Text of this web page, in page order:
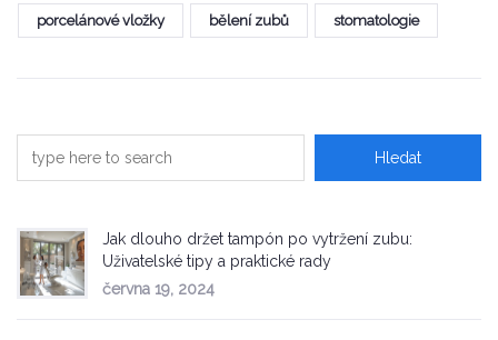
porcelánové vložky bělení zubů stomatologie
Jak dlouho držet tampón po vytržení zubu:
Uživatelské tipy a praktické rady
června 19, 2024